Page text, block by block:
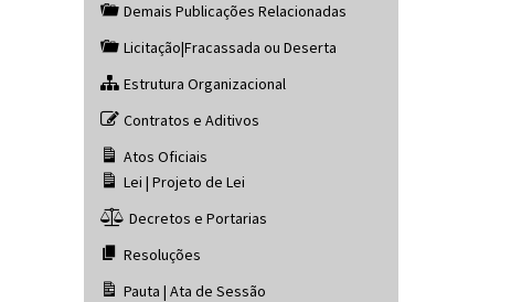
Demais Publicações Relacionadas
Licitação|Fracassada ou Deserta
Estrutura Organizacional
Contratos e Aditivos
Atos Oficiais
Lei | Projeto de Lei
Decretos e Portarias
Resoluções
Pauta | Ata de Sessão